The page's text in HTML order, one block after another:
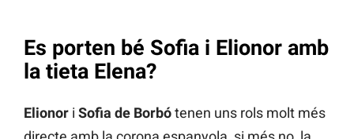
Es porten bé Sofia i Elionor amb
la tieta Elena?
Elionor i Sofia de Borbótenen uns rols molt més